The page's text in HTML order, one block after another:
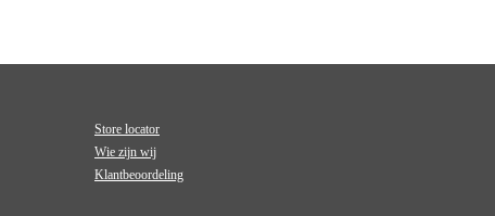
Store locator
Wie zijn wij
Klantbeoordeling